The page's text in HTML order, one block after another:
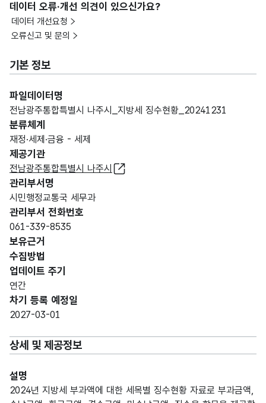
데이터 오류·개선 의견이 있으신가요?
데이터 개선요청
오류신고 및 문의
기본 정보
파일데이터명
전남광주통합특별시 나주시_지방세 징수현황_20241231
분류체계
재정·세제·금융 - 세제
제공기관
전남광주통합특별시 나주시
관리부서명
시민행정교통국 세무과
관리부서 전화번호
061-339-8535
보유근거
수집방법
업데이트 주기
연간
차기 등록 예정일
2027-03-01
상세 및 제공정보
설명
2024년 지방세 부과액에 대한 세목별 징수현황 자료로 부과금액,